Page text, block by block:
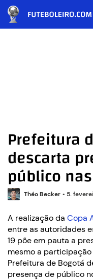
Prefeitura
descarta
público
Théo Becker • 5.
A realização da Copa
entre as autoridades
19 põe em pauta a
mesmo a
Prefeitura de Bogotá
presença de público